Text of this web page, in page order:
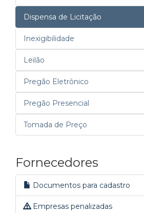
Dispensa de Licitação
Inexigibilidade
Leilão
Pregão Eletrônico
Pregão Presencial
Tomada de Preço
Fornecedores
Documentos para cadastro
Empresas penalizadas